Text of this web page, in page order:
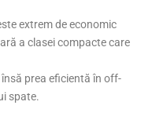
extrem de economic
a clasei compacte care
prea eficientă în off-
spate.